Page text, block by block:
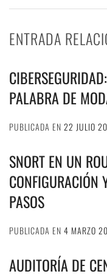
ENTRADA
PALABRA DE
PUBLICADA EN 22 JULIO
SNORT EN UN
CONFIGURACIÓN
PASOS
PUBLICADA EN 4 MARZO
AUDITORÍA DE